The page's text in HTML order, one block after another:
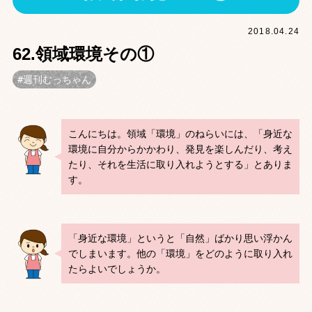
2018.04.24
62.領域環境その①
週刊むっちゃん
こんにちは。領域「環境」のねらいには、「身近な
環境に自分からかかわり、発見を楽しんだり、考え
たり、それを生活に取り入れようとする」とありま
す。
「身近な環境」というと「自然」ばかり思い浮かん
でしまいます。他の「環境」をどのように取り入れ
たらよいでしょうか。